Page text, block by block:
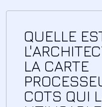
QUELLE
LA CARTE
COTS QUI